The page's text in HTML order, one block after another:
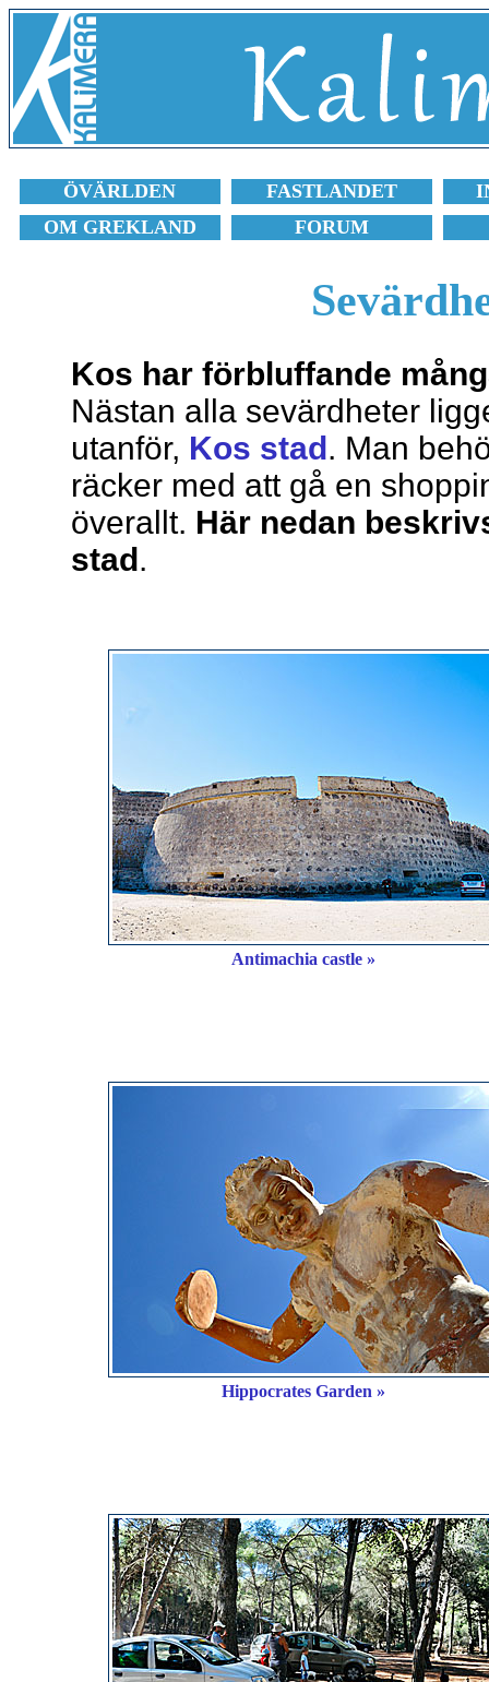
ÖVÄRLDEN FASTLANDET
OM GREKLAND
FORUM
Kos har förbluffande
Nästan alla sevärdheter
utanför, Kos stad. Man
räcker med att gå en
överallt. Här nedan
stad.
Antimachia castle »
Hippocrates Garden »